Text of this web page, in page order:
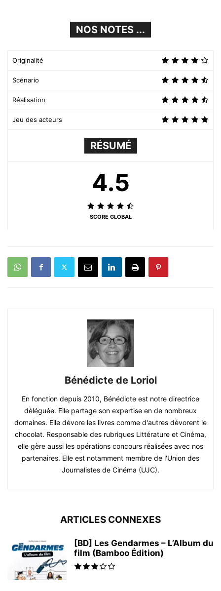
NOS NOTES ...
Originalité
Scénario
Réalisation
Jeu des acteurs
RÉSUMÉ
4.5
SCORE GLOBAL
Bénédicte de Loriol
En fonction depuis 2010, Bénédicte est notre directrice
déléguée. Elle partage son expertise en de nombreux
domaines. Elle dévore les livres comme d'autres dévorent le
chocolat. Responsable des rubriques Littérature et Cinéma,
elle gère aussi les opérations concours réalisées avec nos
partenaires. Elle est notamment membre de l'Union des
Journalistes de Cinéma (UJC).
ARTICLES CONNEXES
[BD] Les Gendarmes – L’Album du
film (Bamboo Édition)